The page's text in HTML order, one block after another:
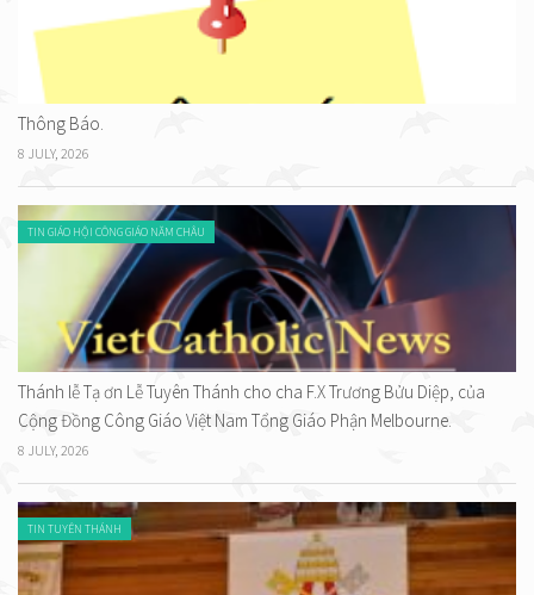
Thông Báo.
8 JULY, 2026
TIN GIÁO HỘI CÔNG GIÁO NĂM CHÂU
Thánh lễ Tạ ơn Lễ Tuyên Thánh cho cha F.X Trương Bửu Diệp, của
Cộng Đồng Công Giáo Việt Nam Tổng Giáo Phận Melbourne.
8 JULY, 2026
TIN TUYÊN THÁNH